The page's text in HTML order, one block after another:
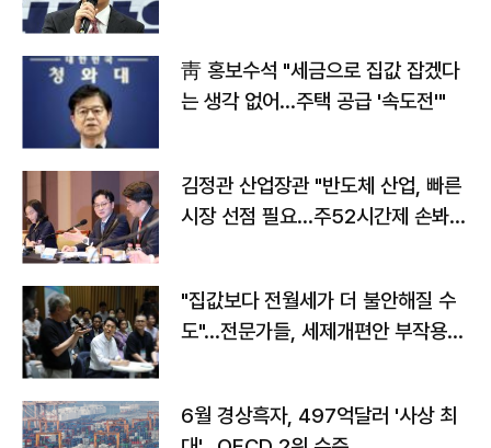
靑 홍보수석 "세금으로 집값 잡겠다
는 생각 없어…주택 공급 '속도전'"
김정관 산업장관 "반도체 산업, 빠른
시장 선점 필요…주52시간제 손봐
"집값보다 전월세가 더 불안해질 수
도"…전문가들, 세제개편안 부작용
6월 경상흑자, 497억달러 '사상 최